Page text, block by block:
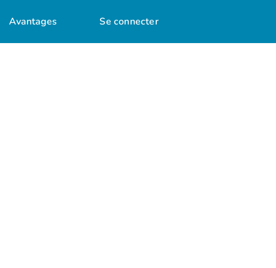
Avantages Se connecter